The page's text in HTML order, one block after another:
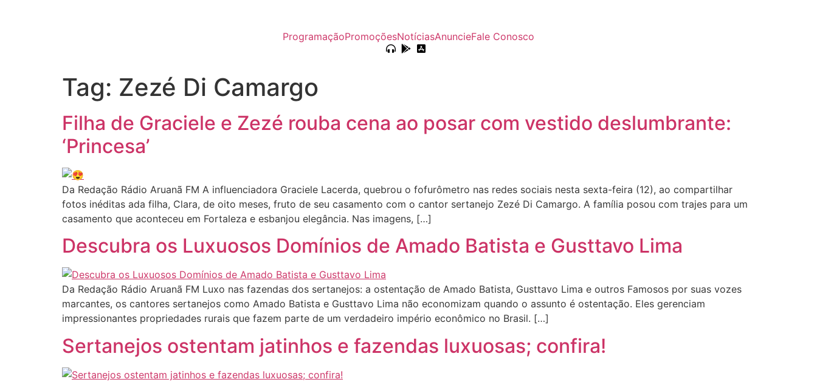
ProgramaçãoPromoçõesNotíciasAnuncieFale Conosco
Tag: Zezé Di Camargo
Filha de Graciele e Zezé rouba cena ao posar com vestido deslumbrante:
‘Princesa’
Da Redação Rádio Aruanã FM A influenciadora Graciele Lacerda, quebrou o fofurômetro nas redes sociais nesta sexta-feira (12), ao compartilhar
fotos inéditas ada filha, Clara, de oito meses, fruto de seu casamento com o cantor sertanejo Zezé Di Camargo. A família posou com trajes para um
casamento que aconteceu em Fortaleza e esbanjou elegância. Nas imagens, […]
Descubra os Luxuosos Domínios de Amado Batista e Gusttavo Lima
Da Redação Rádio Aruanã FM Luxo nas fazendas dos sertanejos: a ostentação de Amado Batista, Gusttavo Lima e outros Famosos por suas vozes
marcantes, os cantores sertanejos como Amado Batista e Gusttavo Lima não economizam quando o assunto é ostentação. Eles gerenciam
impressionantes propriedades rurais que fazem parte de um verdadeiro império econômico no Brasil. […]
Sertanejos ostentam jatinhos e fazendas luxuosas; confira!